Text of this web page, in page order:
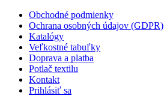
Obchodné podmienky
Ochrana osobných údajov (GDPR)
Katalógy
Veľkostné tabuľky
Doprava a platba
Potlač textilu
Kontakt
Prihlásiť sa